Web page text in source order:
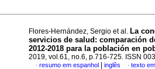
Flores-Hernández, Sergio et al. La
servicios de salud: comparación
2012-2018 para la población en
2019, vol.61, no.6, p.716-725. ISSN
· resumo em espanhol inglês · texto